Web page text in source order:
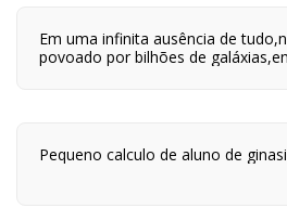
Em uma infinita ausência de
povoado por bilhões de
Pequeno calculo de aluno de